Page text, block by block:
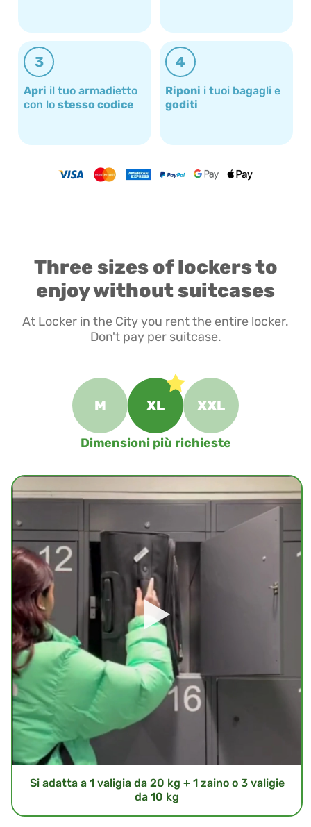
3
Apri il tuo armadietto
con lo stesso codice
4
Riponi i tuoi bagagli e
goditi
Three sizes of lockers to
enjoy without suitcases
At Locker in the City you rent the entire locker.
Don't pay per suitcase.
M XL XXL
Dimensioni più richieste
Si adatta a 1 valigia da 20 kg + 1 zaino o 3 valigie
da 10 kg